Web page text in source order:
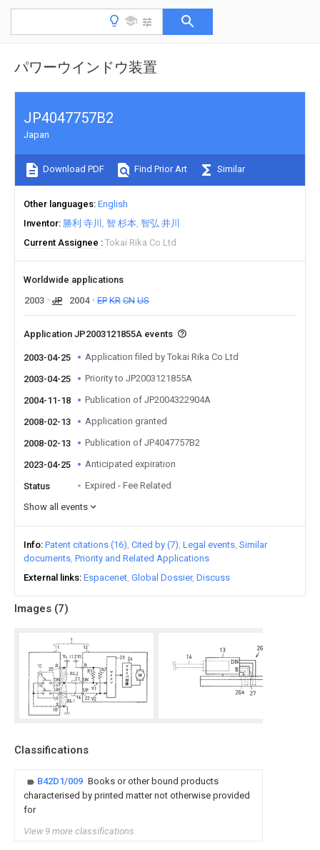
パワーウインドウ装置
Images (7)
Classifications
B42D1/009 Books or other bound products
characterised by printed matter not otherwise provided
for
View 9 more classifications
JP4047757B2
Japan
Download PDF Find Prior Art Similar
Other languages English
Inventor 勝利 寺川 智 杉本 智弘 井川
Current Assignee
Tokai Rika Co Ltd
Worldwide applications
2003
JP 2004 EP KR CN US
Application JP2003121855A events
2003-04-25 Application filed by Tokai Rika Co Ltd
2003-04-25 Priority to JP2003121855A
2004-11-18 Publication of JP2004322904A
2008-02-13 Application granted
2008-02-13 Publication of JP4047757B2
2023-04-25 Anticipated expiration
Status
Expired - Fee Related
Show all events
Info Patent citations (16) Cited by (7) Legal events Similar
documents Priority and Related Applications
External links Espacenet Global Dossier Discuss